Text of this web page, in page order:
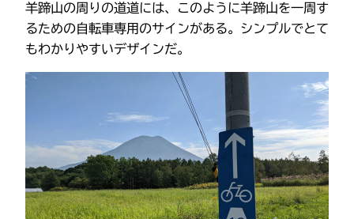
羊蹄山の周りの道道には、このように羊蹄山を一周す
るための自転車専用のサインがある。シンプルでとて
もわかりやすいデザインだ。